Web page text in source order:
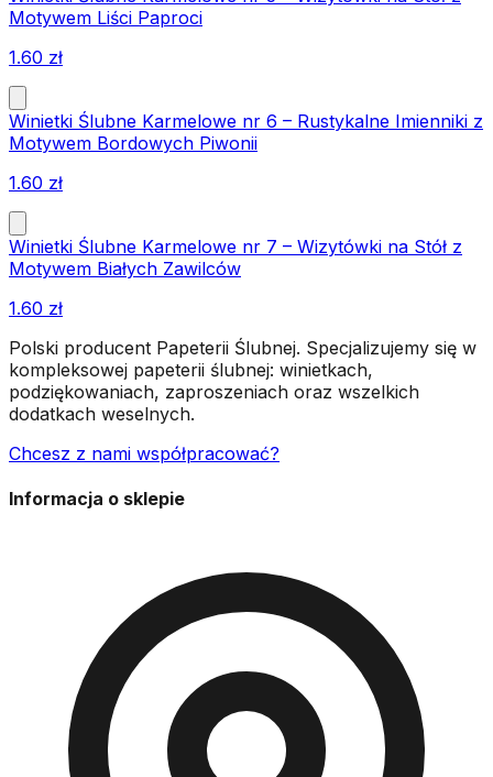
Motywem Liści Paproci
1.60 zł
Winietki Ślubne Karmelowe nr 6 – Rustykalne Imienniki z
Motywem Bordowych Piwonii
1.60 zł
Winietki Ślubne Karmelowe nr 7 – Wizytówki na Stół z
Motywem Białych Zawilców
1.60 zł
Polski producent Papeterii Ślubnej. Specjalizujemy się w
kompleksowej papeterii ślubnej: winietkach,
podziękowaniach, zaproszeniach oraz wszelkich
dodatkach weselnych.
Chcesz z nami współpracować?
Informacja o sklepie